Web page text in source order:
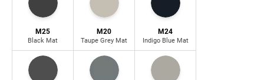
M25
Black Mat
M20
Taupe Grey Mat
M24
Indigo Blue Mat